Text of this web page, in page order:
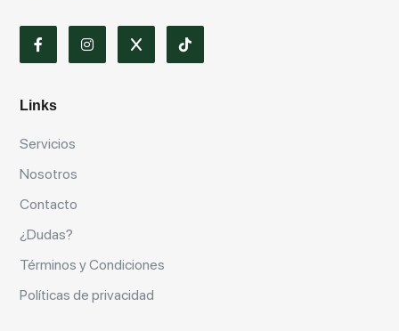
Links
Servicios
Nosotros
Contacto
¿Dudas?
Términos y Condiciones
Políticas de privacidad